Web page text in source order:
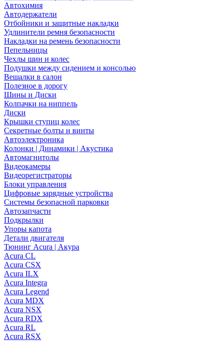
Автохимия
Автодержатели
Отбойники и защитные накладки
Удлинители ремня безопасности
Накладки на ремень безопасности
Пепельницы
Чехлы шин и колес
Подушки между сидением и консолью
Вешалки в салон
Полезное в дорогу
Шины и Диски
Колпачки на ниппель
Диски
Крышки ступиц колес
Секретные болты и винты
Автоэлектроника
Колонки | Динамики | Акустика
Автомагнитолы
Видеокамеры
Видеорегистраторы
Блоки управления
Цифровые зарядные устройства
Системы безопасной парковки
Автозапчасти
Подкрылки
Упоры капота
Детали двигателя
Тюнинг Acura | Акура
Acura CL
Acura CSX
Acura ILX
Acura Integra
Acura Legend
Acura MDX
Acura NSX
Acura RDX
Acura RL
Acura RSX